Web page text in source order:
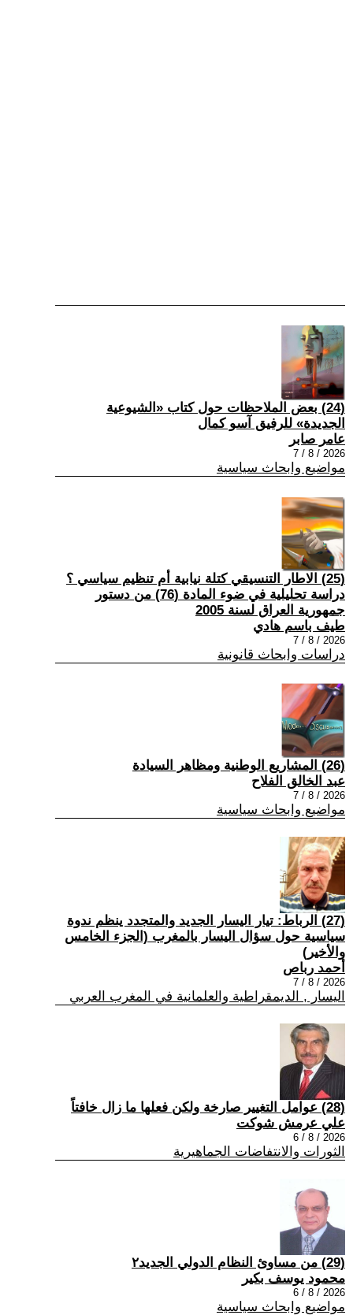
(24) بعض الملاحظات حول كتاب «الشيوعية
الجديدة» للرفيق آسو كمال
عامر صابر
2026 / 8 / 7
مواضيع وابحاث سياسية
(25) الاطار التنسيقي كتلة نيابية أم تنظيم سياسي ؟
دراسة تحليلية في ضوء المادة (76) من دستور
جمهورية العراق لسنة 2005
طيف باسم هادي
2026 / 8 / 7
دراسات وابحاث قانونية
(26) المشاريع الوطنية ومظاهر السيادة
عبد الخالق الفلاح
2026 / 8 / 7
مواضيع وابحاث سياسية
(27) الرباط: تيار اليسار الجديد والمتجدد ينظم ندوة
سياسية حول سؤال اليسار بالمغرب (الجزء الخامس
والأخير)
أحمد رباص
2026 / 8 / 7
اليسار , الديمقراطية والعلمانية في المغرب العربي
(28) عوامل التغيير صارخة ولكن فعلها ما زال خافتاً
علي عرمش شوكت
2026 / 8 / 6
الثورات والانتفاضات الجماهيرية
(29) من مساوئ النظام الدولي الجديد٢
محمود يوسف بكير
2026 / 8 / 6
مواضيع وابحاث سياسية